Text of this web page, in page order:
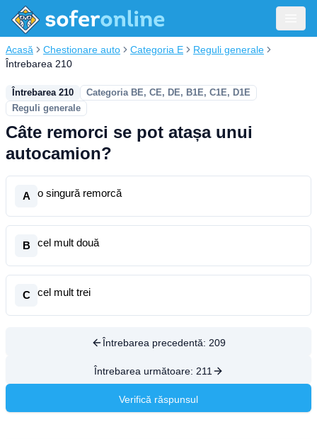
Acasă Chestionare auto Categoria E
Reguli generale
Întrebarea 210
Întrebarea 210
Categoria BE, CE, DE, B1E, C1E, D1E
Reguli generale
Câte remorci se pot atașa unui
autocamion?
A o singură remorcă
B cel mult două
C cel mult trei
Întrebarea precedentă: 209
Întrebarea următoare: 211
Verifică răspunsul